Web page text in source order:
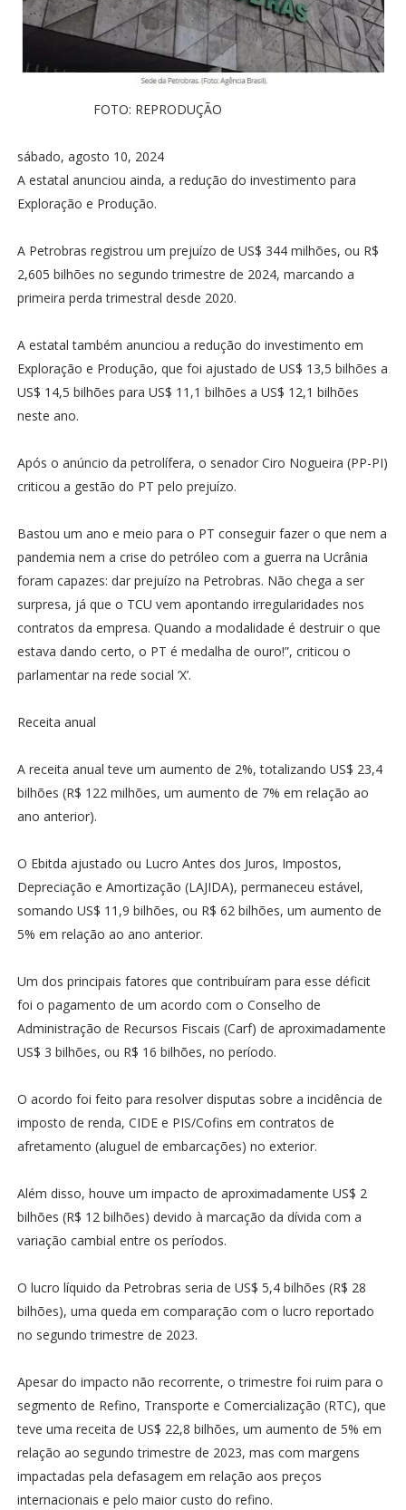
FOTO: REPRODUÇÃO
sábado, agosto 10, 2024
A estatal anunciou ainda, a redução do investimento para
Exploração e Produção.
A Petrobras registrou um prejuízo de US$ 344 milhões, ou R$
2,605 bilhões no segundo trimestre de 2024, marcando a
primeira perda trimestral desde 2020.
A estatal também anunciou a redução do investimento em
Exploração e Produção, que foi ajustado de US$ 13,5 bilhões a
US$ 14,5 bilhões para US$ 11,1 bilhões a US$ 12,1 bilhões
neste ano.
Após o anúncio da petrolífera, o senador Ciro Nogueira (PP-PI)
criticou a gestão do PT pelo prejuízo.
Bastou um ano e meio para o PT conseguir fazer o que nem a
pandemia nem a crise do petróleo com a guerra na Ucrânia
foram capazes: dar prejuízo na Petrobras. Não chega a ser
surpresa, já que o TCU vem apontando irregularidades nos
contratos da empresa. Quando a modalidade é destruir o que
estava dando certo, o PT é medalha de ouro!”, criticou o
parlamentar na rede social ‘X’.
Receita anual
A receita anual teve um aumento de 2%, totalizando US$ 23,4
bilhões (R$ 122 milhões, um aumento de 7% em relação ao
ano anterior).
O Ebitda ajustado ou Lucro Antes dos Juros, Impostos,
Depreciação e Amortização (LAJIDA), permaneceu estável,
somando US$ 11,9 bilhões, ou R$ 62 bilhões, um aumento de
5% em relação ao ano anterior.
Um dos principais fatores que contribuíram para esse déficit
foi o pagamento de um acordo com o Conselho de
Administração de Recursos Fiscais (Carf) de aproximadamente
US$ 3 bilhões, ou R$ 16 bilhões, no período.
O acordo foi feito para resolver disputas sobre a incidência de
imposto de renda, CIDE e PIS/Cofins em contratos de
afretamento (aluguel de embarcações) no exterior.
Além disso, houve um impacto de aproximadamente US$ 2
bilhões (R$ 12 bilhões) devido à marcação da dívida com a
variação cambial entre os períodos.
O lucro líquido da Petrobras seria de US$ 5,4 bilhões (R$ 28
bilhões), uma queda em comparação com o lucro reportado
no segundo trimestre de 2023.
Apesar do impacto não recorrente, o trimestre foi ruim para o
segmento de Refino, Transporte e Comercialização (RTC), que
teve uma receita de US$ 22,8 bilhões, um aumento de 5% em
relação ao segundo trimestre de 2023, mas com margens
impactadas pela defasagem em relação aos preços
internacionais e pelo maior custo do refino.